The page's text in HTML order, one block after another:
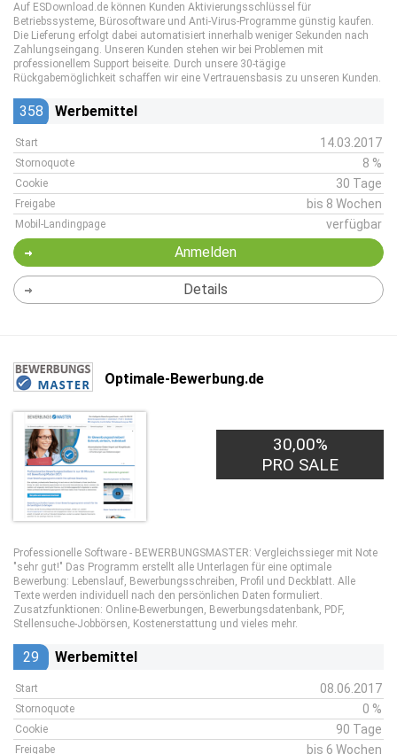
Auf ESDownload.de können Kunden Aktivierungsschlüssel für
Betriebssysteme, Bürosoftware und Anti-Virus-Programme günstig kaufen.
Die Lieferung erfolgt dabei automatisiert innerhalb weniger Sekunden nach
Zahlungseingang. Unseren Kunden stehen wir bei Problemen mit
professionellem Support beiseite. Durch unsere 30-tägige
Rückgabemöglichkeit schaffen wir eine Vertrauensbasis zu unseren Kunden.
358 Werbemittel
Start 14.03.2017
Stornoquote 8 %
Cookie 30 Tage
Freigabe bis 8 Wochen
Mobil-Landingpage verfügbar
Anmelden
Details
Optimale-Bewerbung.de
30,00%
PRO SALE
Professionelle Software - BEWERBUNGSMASTER: Vergleichssieger mit Note
"sehr gut!" Das Programm erstellt alle Unterlagen für eine optimale
Bewerbung: Lebenslauf, Bewerbungsschreiben, Profil und Deckblatt. Alle
Texte werden individuell nach den persönlichen Daten formuliert.
Zusatzfunktionen: Online-Bewerbungen, Bewerbungsdatenbank, PDF,
Stellensuche-Jobbörsen, Kostenerstattung und vieles mehr.
29 Werbemittel
Start 08.06.2017
Stornoquote 0 %
Cookie 90 Tage
Freigabe bis 6 Wochen